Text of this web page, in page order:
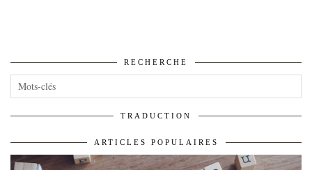
RECHERCHE
TRADUCTION
ARTICLES POPULAIRES